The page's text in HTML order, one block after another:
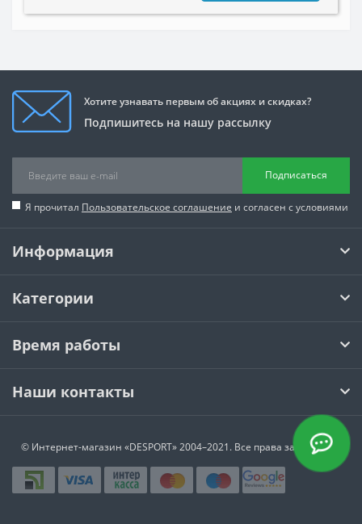
Хотите узнавать первым об акциях и скидках?
Подпишитесь на нашу рассылку
Подписаться
Я прочитал Пользовательское соглашение и согласен с условиями
Информация
Категории
Время работы
Наши контакты
© Интернет-магазин «DESPORT»2004–2021. Все права защищены.